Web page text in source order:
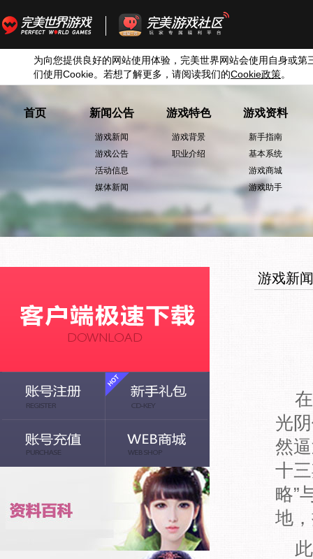
为向您提供良好的网站使用体验，完美世界网站会使用自身或第
们使用Cookie。若想了解更多，请阅读我们的Cookie政策。
首页 新闻公告
游戏新闻
游戏公告
活动信息
媒体新闻
游戏特色
游戏背景
职业介绍
游戏资料
新手指南
基本系统
游戏商城
游戏助手
游戏新闻
光
然
十
略”
地